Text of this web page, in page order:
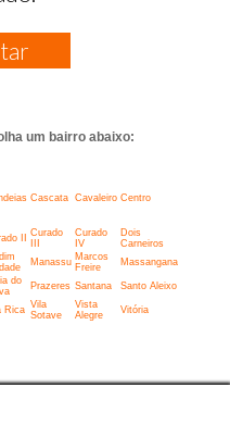
um bairro abaixo:
Cascata Cavaleiro Centro
II
Curado
Curado
IV
Dois
Carneiros
Manassu Marcos
Freire
Massangana
do
Prazeres Santana Santo Aleixo
Rica Vila
Sotave
Vista
Alegre
Vitória